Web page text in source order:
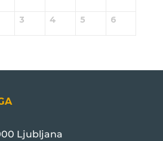
3 4 5 6
Ljubljana